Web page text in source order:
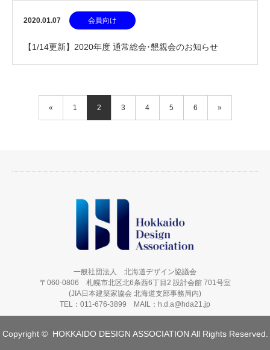
2020.01.07 会員向け
【1/14更新】2020年度 通常総会･懇親会のお知らせ
« 1 2 3 4 5 6 »
一般社団法人 北海道デザイン協議会
〒060-0806 札幌市北区北6条西6丁目2 設計会館 701号室
(JIA日本建築家協会 北海道支部事務局内)
TEL：011-676-3899 MAIL：h.d.a@hda21.jp
Copyright © HOKKAIDO DESIGN ASSOCIATION All Rights Reserved.